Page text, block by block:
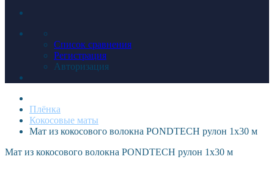
Список сравнения
Регистрация
Авторизация
Плёнка
Кокосовые маты
Мат из кокосового волокна PONDTECH рулон 1х30 м
Мат из кокосового волокна PONDTECH рулон 1х30 м